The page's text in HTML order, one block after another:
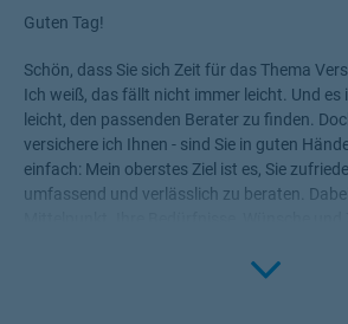
Guten Tag!
Schön, dass Sie sich Zeit für das Thema
Ich weiß, das fällt nicht immer leicht. Und
leicht, den passenden Berater zu finden.
versichere ich Ihnen - sind Sie in guten
einfach: Mein oberstes Ziel ist es, Sie
umfassend und verlässlich zu beraten.
Versicherungen, die Ihnen die nötige